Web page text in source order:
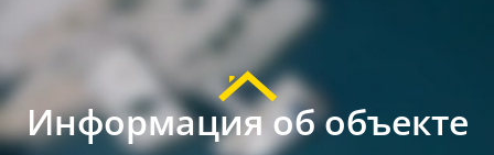
Информация об объекте